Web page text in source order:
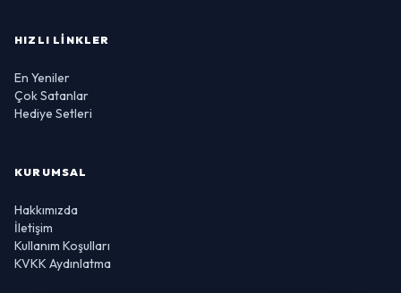
HIZLI LINKLER
En Yeniler
Çok Satanlar
Hediye Setleri
KURUMSAL
Hakkımızda
İletişim
Kullanım Koşulları
KVKK Aydınlatma